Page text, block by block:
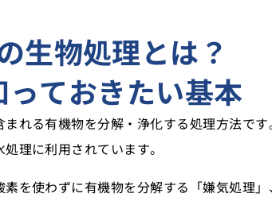
生物処理とは？
っておきたい基本
れる有機物を分解・浄化する処理方法で
理に利用されています。
を使わずに有機物を分解する「嫌気処理